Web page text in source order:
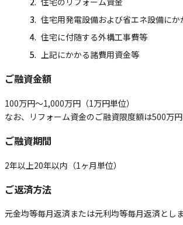
住宅用発電設備および省エネ設備にか
住宅に付随する外構工事費等
上記にかかる諸費用資金等
ご融資金額
100万円～1,000万円（1万円単位）
なお、リフォーム資金のご融資限度額は500万円
ご融資期間
2年以上20年以内（1ヶ月単位）
ご返済方法
元金均等毎月返済または元利均等毎月返済としま